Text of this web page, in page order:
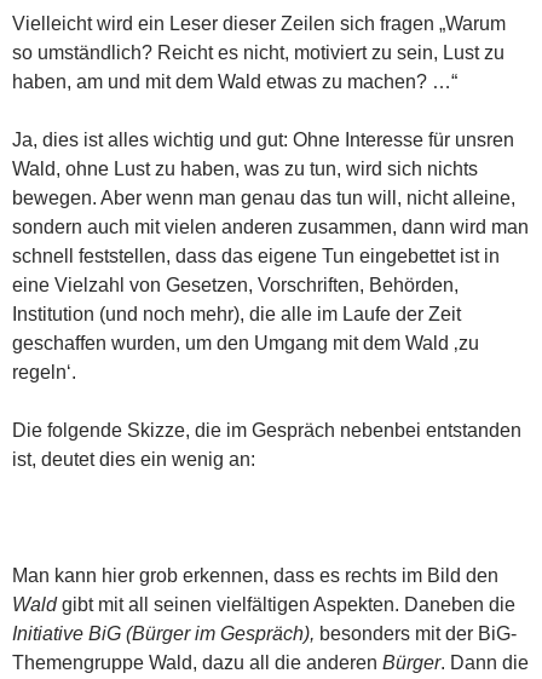
Vielleicht wird ein Leser dieser Zeilen sich fragen „Warum
so umständlich? Reicht es nicht, motiviert zu sein, Lust zu
haben, am und mit dem Wald etwas zu machen? …“
Ja, dies ist alles wichtig und gut: Ohne Interesse für unsren
Wald, ohne Lust zu haben, was zu tun, wird sich nichts
bewegen. Aber wenn man genau das tun will, nicht alleine,
sondern auch mit vielen anderen zusammen, dann wird man
schnell feststellen, dass das eigene Tun eingebettet ist in
eine Vielzahl von Gesetzen, Vorschriften, Behörden,
Institution (und noch mehr), die alle im Laufe der Zeit
geschaffen wurden, um den Umgang mit dem Wald ‚zu
regeln‘.
Die folgende Skizze, die im Gespräch nebenbei entstanden
ist, deutet dies ein wenig an:
Man kann hier grob erkennen, dass es rechts im Bild den
Waldgibt mit all seinen vielfältigen Aspekten. Daneben die
Initiative BiG (Bürger im Gespräch), besonders mit der BiG-
Themengruppe Wald, dazu all die anderen Bürger. Dann die